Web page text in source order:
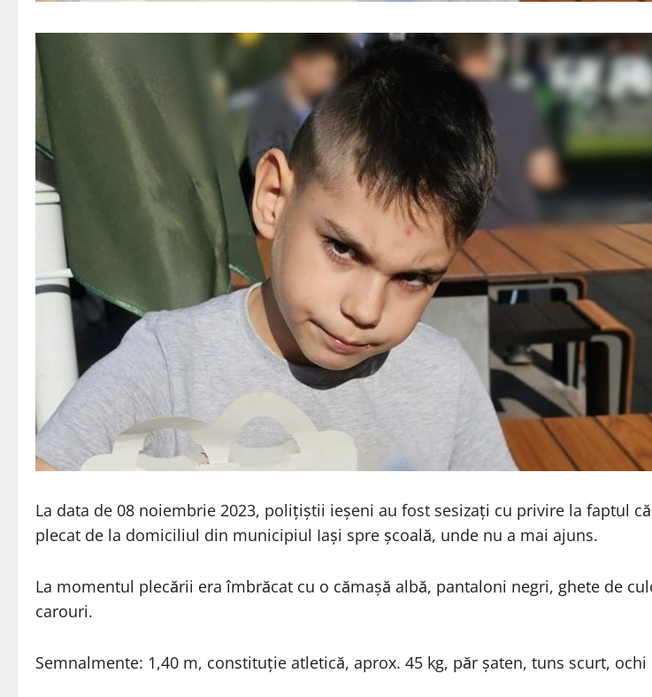
La data de 08 noiembrie 2023, polițiștii ieșeni au fost sesizați cu privire la faptul
plecat de la domiciliul din municipiul Iași spre școală, unde nu a mai ajuns.
La momentul plecării era îmbrăcat cu o cămașă albă, pantaloni negri, ghete de
carouri.
Semnalmente: 1,40 m, constituție atletică, aprox. 45 kg, păr șaten, tuns scurt, ochi